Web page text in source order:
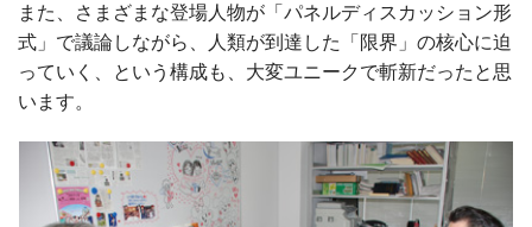
また、さまざまな登場人物が「パネルディスカッション形
式」で議論しながら、人類が到達した「限界」の核心に迫
っていく、という構成も、大変ユニークで斬新だったと思
います。